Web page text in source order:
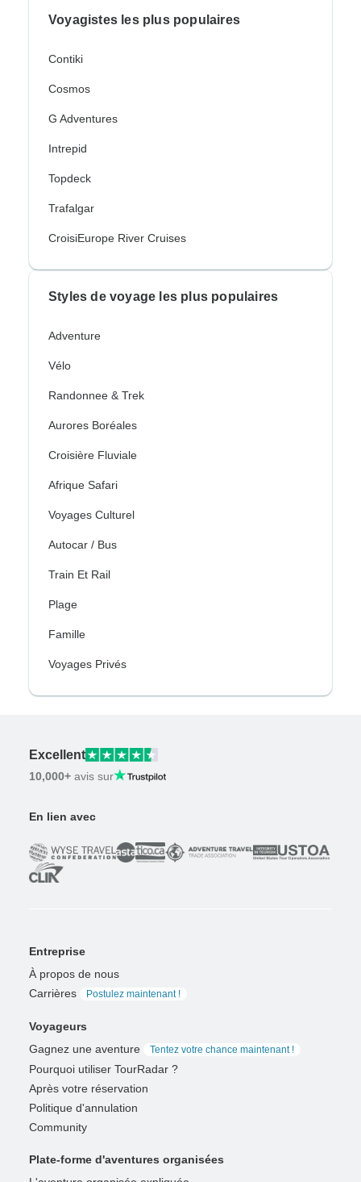
Voyagistes les plus populaires
Contiki
Cosmos
G Adventures
Intrepid
Topdeck
Trafalgar
CroisiEurope River Cruises
Styles de voyage les plus populaires
Adventure
Vélo
Randonnee & Trek
Aurores Boréales
Croisière Fluviale
Afrique Safari
Voyages Culturel
Autocar / Bus
Train Et Rail
Plage
Famille
Voyages Privés
Excellent
10,000+ avis sur
En lien avec
Entreprise
À propos de nous
Carrières
Postulez maintenant !
Voyageurs
Gagnez une aventure
Tentez votre chance maintenant !
Pourquoi utiliser TourRadar ?
Après votre réservation
Politique d'annulation
Community
Plate-forme d'aventures organisées